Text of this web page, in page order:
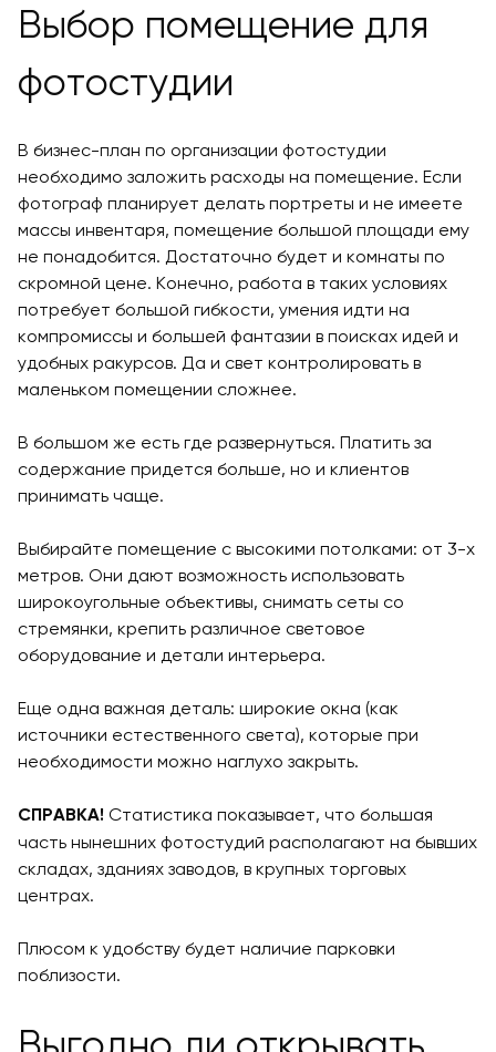
Выбор помещение для
фотостудии
В бизнес-план по организации фотостудии
необходимо заложить расходы на помещение. Если
фотограф планирует делать портреты и не имеете
массы инвентаря, помещение большой площади ему
не понадобится. Достаточно будет и комнаты по
скромной цене. Конечно, работа в таких условиях
потребует большой гибкости, умения идти на
компромиссы и большей фантазии в поисках идей и
удобных ракурсов. Да и свет контролировать в
маленьком помещении сложнее.
В большом же есть где развернуться. Платить за
содержание придется больше, но и клиентов
принимать чаще.
Выбирайте помещение с высокими потолками: от 3-х
метров. Они дают возможность использовать
широкоугольные объективы, снимать сеты со
стремянки, крепить различное световое
оборудование и детали интерьера.
Еще одна важная деталь: широкие окна (как
источники естественного света), которые при
необходимости можно наглухо закрыть.
СПРАВКА! Статистика показывает, что большая
часть нынешних фотостудий располагают на бывших
складах, зданиях заводов, в крупных торговых
центрах.
Плюсом к удобству будет наличие парковки
поблизости.